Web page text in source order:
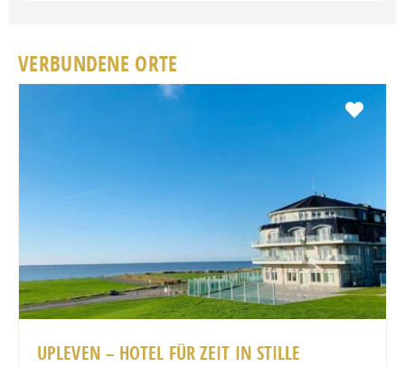
VERBUNDENE ORTE
UPLEVEN – HOTEL FÜR ZEIT IN STILLE